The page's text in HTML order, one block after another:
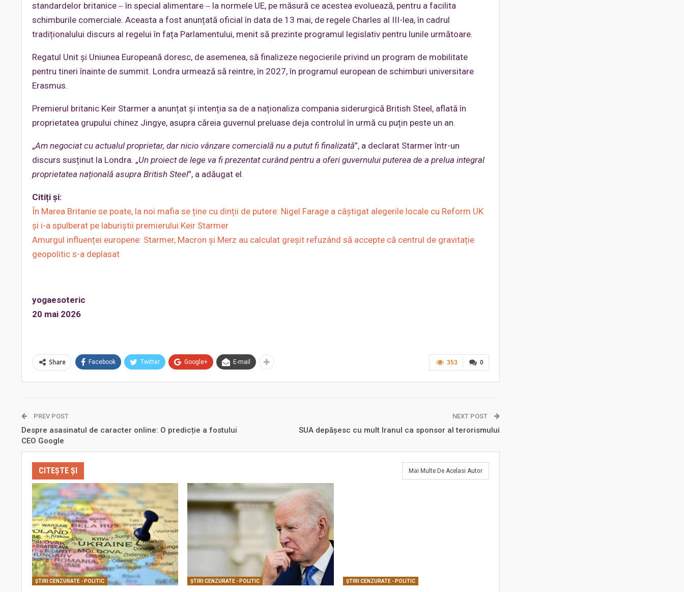
standardelor britanice ‒ în special alimentare ‒ la normele UE, pe măsură ce acestea evoluează, pentru a facilita
schimburile comerciale. Aceasta a fost anunțată oficial în data de 13 mai, de regele Charles al III-lea, în cadrul
tradiționalului discurs al regelui în fața Parlamentului, menit să prezinte programul legislativ pentru lunile următoare.
Regatul Unit și Uniunea Europeană doresc, de asemenea, să finalizeze negocierile privind un program de mobilitate
pentru tineri înainte de summit. Londra urmează să reintre, în 2027, în programul european de schimburi universitare
Erasmus.
Premierul britanic Keir Starmer a anunțat și intenția sa de a naționaliza compania siderurgică British Steel, aflată în
proprietatea grupului chinez Jingye, asupra căreia guvernul preluase deja controlul în urmă cu puțin peste un an.
„Am negociat cu actualul proprietar, dar nicio vânzare comercială nu a putut fi finalizată”, a declarat Starmer într-un
discurs susținut la Londra. „Un proiect de lege va fi prezentat curând pentru a oferi guvernului puterea de a prelua integral
proprietatea națională asupra British Steel”, a adăugat el.
Citiți și:
În Marea Britanie se poate, la noi mafia se ține cu dinții de putere: Nigel Farage a câștigat alegerile locale cu Reform UK
și i-a spulberat pe laburiștii premierului Keir Starmer
Amurgul influenței europene: Starmer, Macron și Merz au calculat greșit refuzând să accepte că centrul de gravitație
geopolitic s-a deplasat
yogaesoteric
20 mai 2026
0
353
Share Facebook Twitter Google+ E-mail
PREV POST
Despre asasinatul de caracter online: O predicție a fostului
CEO Google
NEXT POST
SUA depășesc cu mult Iranul ca sponsor al terorismului
CITEȘTE ȘI Mai Multe De Acelasi Autor
ŞTIRI CENZURATE - POLITIC ŞTIRI CENZURATE - POLITIC ŞTIRI CENZURATE - POLITIC